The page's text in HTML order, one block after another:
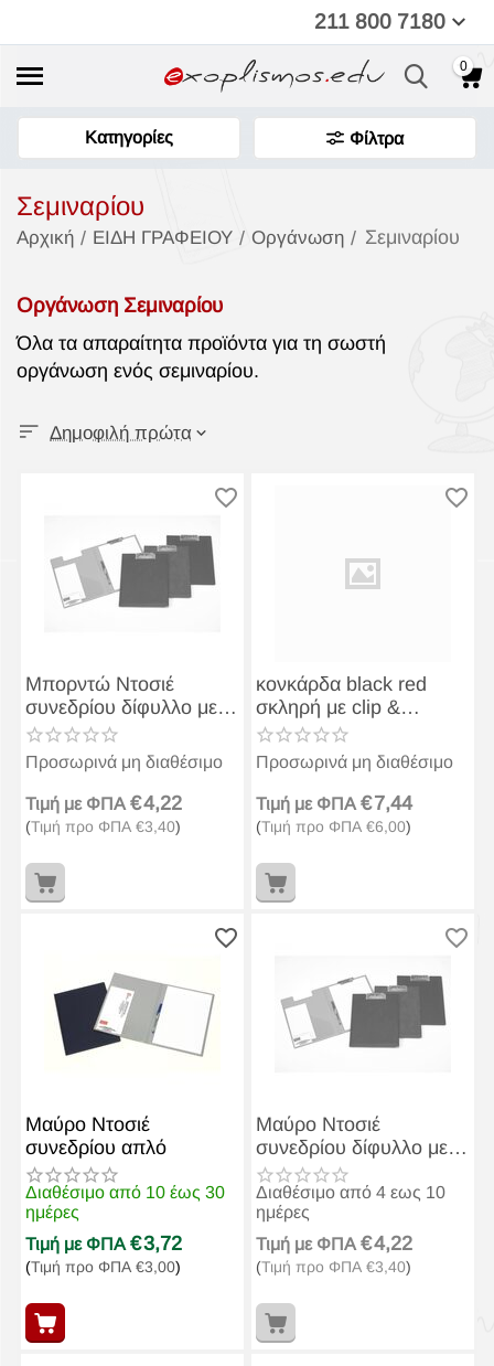
211 800 7180
0
Κατηγορίες Φίλτρα
Σεμιναρίου
Αρχική / ΕΙΔΗ ΓΡΑΦΕΙΟΥ / Οργάνωση / Σεμιναρίου
Οργάνωση Σεμιναρίου
Όλα τα απαραίτητα προϊόντα για τη σωστή
οργάνωση ενός σεμιναρίου.
Δημοφιλή πρώτα
Μπορντώ Ντοσιέ
συνεδρίου δίφυλλο με
πιάστρα φ-πλαστ
Προσωρινά μη διαθέσιμο
Τιμή με ΦΠΑ €4,22
(Τιμή προ ΦΠΑ €3,40)
κονκάρδα black red
σκληρή με clip &
παραμάνα
Προσωρινά μη διαθέσιμο
Τιμή με ΦΠΑ €7,44
(Τιμή προ ΦΠΑ €6,00)
Μαύρο Ντοσιέ
συνεδρίου απλό
Διαθέσιμο από 10 έως 30
ημέρες
Τιμή με ΦΠΑ €3,72
(Τιμή προ ΦΠΑ €3,00)
Μαύρο Ντοσιέ
συνεδρίου δίφυλλο με
πιάστρα φ-πλαστ
Διαθέσιμο από 4 εως 10
ημέρες
Τιμή με ΦΠΑ €4,22
(Τιμή προ ΦΠΑ €3,40)